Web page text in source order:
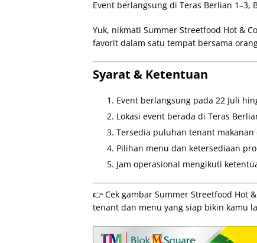
Event berlangsung di Teras Berlian 1–3,
Yuk, nikmati Summer Streetfood Hot &
favorit dalam satu tempat bersama
Syarat & Ketentuan
Event berlangsung pada 22 Juli
Lokasi event berada di Teras
Tersedia puluhan tenant
Pilihan menu dan ketersediaan
Jam operasional mengikuti
👉 Cek gambar Summer Streetfood Hot
tenant dan menu yang siap bikin kamu